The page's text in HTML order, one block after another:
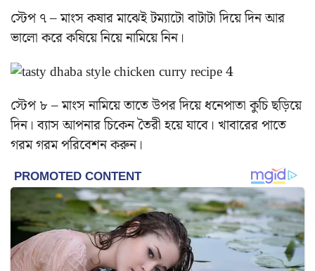
স্টেপ ৭ – মাংস কষার মাঝেই টম্যাটো বাটাটা দিয়ে দিন আর
ভালো করে কষিয়ে নিয়ে নামিয়ে নিন।
স্টেপ ৮ – মাংস নামিয়ে তাতে উপর দিয়ে ধনেপাতা কুচি ছড়িয়ে
দিন। ব্যাস আপনার চিকেন তৈরী হয়ে যাবে। খাবারের পাতে
গরম গরম পরিবেশন করুন।